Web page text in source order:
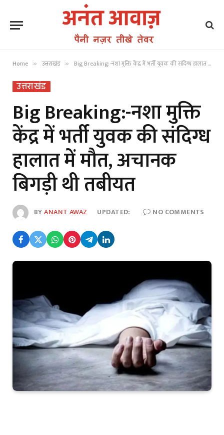
Home » उत्तराखंड » Big Breaking:-नशा मुक्ति केंद्र में भर्ती युवक की संदिग्ध हालात में मौत, अचानक बिगड़ी थी तबीयत
उत्तराखंड
Big Breaking:-नशा मुक्ति
केंद्र में भर्ती युवक की संदिग्ध
हालात में मौत, अचानक
बिगड़ी थी तबीयत
BYANANT AWAZ UPDATED: NO COMMENTS